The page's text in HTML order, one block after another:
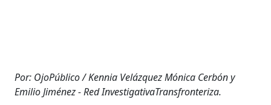
Por: OjoPúblico / Kennia Velázquez Mónica Cerbón y
Emilio Jiménez - Red InvestigativaTransfronteriza.